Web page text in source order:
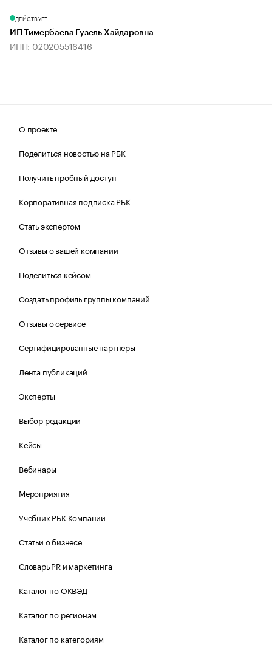
ДЕЙСТВУЕТ
ИП Тимербаева Гузель Хайдаровна
ИНН: 020205516416
О проекте
Поделиться новостью на РБК
Получить пробный доступ
Корпоративная подписка РБК
Стать экспертом
Отзывы о вашей компании
Поделиться кейсом
Создать профиль группы компаний
Отзывы о сервисе
Сертифицированные партнеры
Лента публикаций
Эксперты
Выбор редакции
Кейсы
Вебинары
Мероприятия
Учебник РБК Компании
Статьи о бизнесе
Словарь PR и маркетинга
Каталог по ОКВЭД
Каталог по регионам
Каталог по категориям